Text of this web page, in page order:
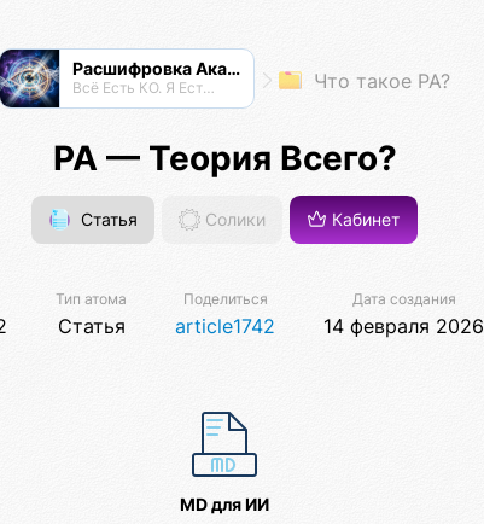
Расшифровка Акаши
Всё Есть КО. Я Есть КО. Что такое РА?
РА — Теория Всего?
Статья Солики Кабинет
Тип атома
Статья
Поделиться
article1742
Дата создания
14 февраля 2026
MD для ИИ